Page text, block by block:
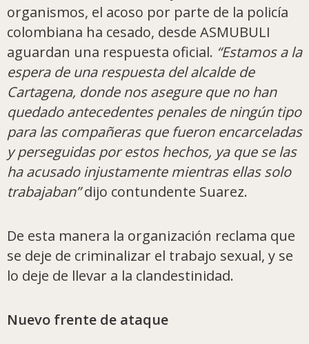
organismos, el acoso por parte de la policía
colombiana ha cesado, desde ASMUBULI
aguardan una respuesta oficial. “Estamos a la
espera de una respuesta del alcalde de
Cartagena, donde nos asegure que no han
quedado antecedentes penales de ningún tipo
para las compañeras que fueron encarceladas
y perseguidas por estos hechos, ya que se las
ha acusado injustamente mientras ellas solo
trabajaban”dijo contundente Suarez.
De esta manera la organización reclama que
se deje de criminalizar el trabajo sexual, y se
lo deje de llevar a la clandestinidad.
Nuevo frente de ataque